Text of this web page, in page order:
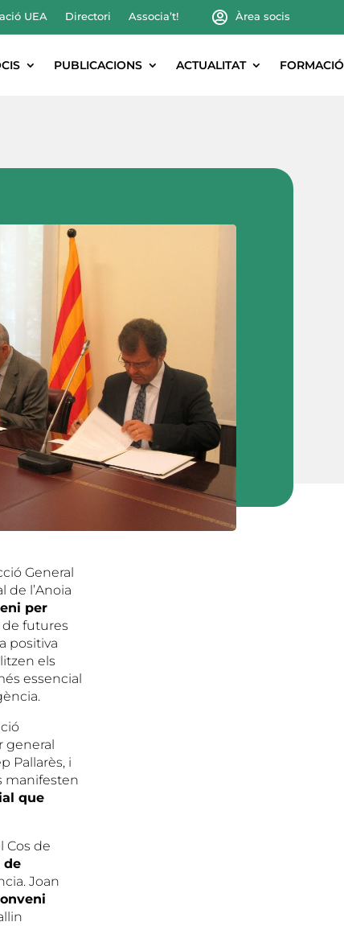
UEA Directori Associa’t! Àrea socis
PUBLICACIONS ACTUALITAT FORMACIÓ
General
de l’Anoia
per
de futures
positiva
els
essencial
general
Pallarès, i
manifesten
que
Cos de
de
Joan